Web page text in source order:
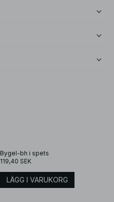
Bygel-bh i spets
119,40 SEK
LÄGG I VARUKORG